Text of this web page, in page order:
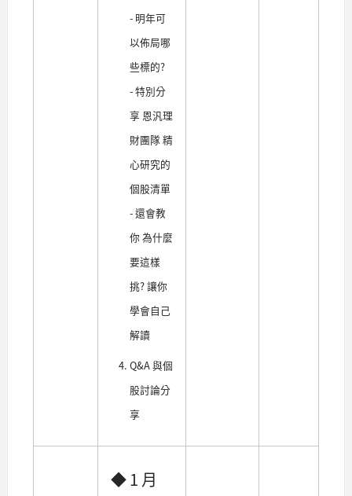
- 明年可
以佈局哪
些標的?
- 特別分
享 恩汎理
財團隊 精
心研究的
個股清單
- 還會教
你 為什麼
要這樣
挑? 讓你
學會自己
解讀
Q&A 與個
股討論分
享
◆ 1 月